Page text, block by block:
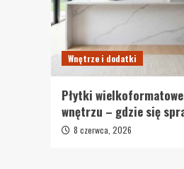
Wnętrze i dodatki
Płytki
wnętrzu – gdzie się
8 czerwca, 2026